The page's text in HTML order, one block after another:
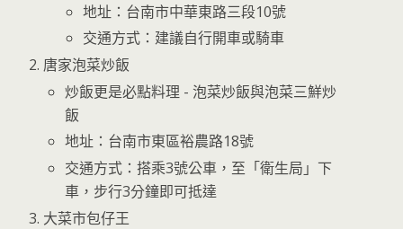
地址：台南市中華東路三段10號
交通方式：建議自行開車或騎車
唐家泡菜炒飯
炒飯更是必點料理 - 泡菜炒飯與泡菜三鮮炒
飯
地址：台南市東區裕農路18號
交通方式：搭乘3號公車，至「衛生局」下
車，步行3分鐘即可抵達
大菜市包仔王